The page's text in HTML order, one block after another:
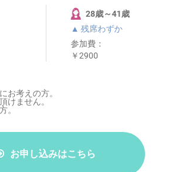
28歳～41歳
▲ 残席わずか
参加費：
￥2900
お考えの方。
けません。
。
お申し込みはこちら